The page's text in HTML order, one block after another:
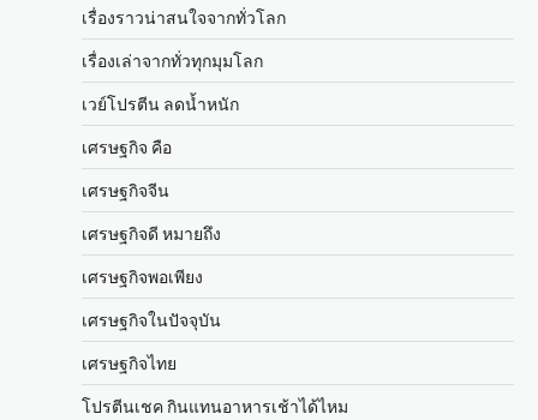
เรื่องราวน่าสนใจจากทั่วโลก
เรื่องเล่าจากทั่วทุกมุมโลก
เวย์โปรตีน ลดน้ำหนัก
เศรษฐกิจ คือ
เศรษฐกิจจีน
เศรษฐกิจดี หมายถึง
เศรษฐกิจพอเพียง
เศรษฐกิจในปัจจุบัน
เศรษฐกิจไทย
โปรตีนเชค กินแทนอาหารเช้าได้ไหม